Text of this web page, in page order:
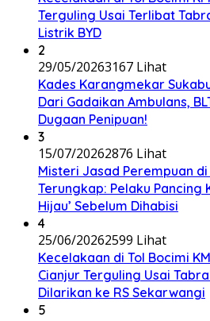
Terguling Usai Terlibat
Listrik BYD
2
29/05/20263167 Lihat
Kades Karangmekar
Dari Gadaikan Ambulans,
Dugaan Penipuan!
3
15/07/20262876 Lihat
Misteri Jasad Perempuan
Terungkap: Pelaku Pancing
Hijau’ Sebelum Dihabisi
4
25/06/20262599 Lihat
Kecelakaan di Tol Bocimi
Cianjur Terguling Usai
Dilarikan ke RS Sekarwangi
5